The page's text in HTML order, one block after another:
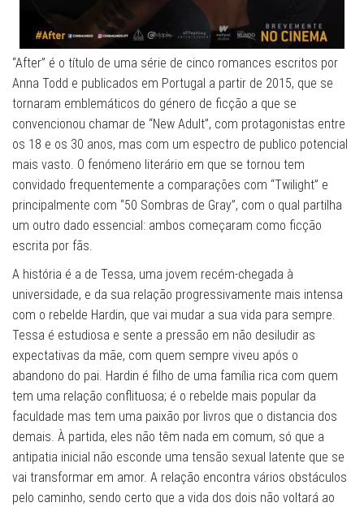
“After” é o título de uma série de cinco romances escritos por
Anna Todd e publicados em Portugal a partir de 2015, que se
tornaram emblemáticos do género de ficção a que se
convencionou chamar de “New Adult”, com protagonistas entre
os 18 e os 30 anos, mas com um espectro de publico potencial
mais vasto. O fenómeno literário em que se tornou tem
convidado frequentemente a comparações com “Twilight” e
principalmente com “50 Sombras de Gray”, com o qual partilha
um outro dado essencial: ambos começaram como ficção
escrita por fãs.
A história é a de Tessa, uma jovem recém-chegada à
universidade, e da sua relação progressivamente mais intensa
com o rebelde Hardin, que vai mudar a sua vida para sempre.
Tessa é estudiosa e sente a pressão em não desiludir as
expectativas da mãe, com quem sempre viveu após o
abandono do pai. Hardin é filho de uma família rica com quem
tem uma relação conflituosa; é o rebelde mais popular da
faculdade mas tem uma paixão por livros que o distancia dos
demais. À partida, eles não têm nada em comum, só que a
antipatia inicial não esconde uma tensão sexual latente que se
vai transformar em amor. A relação encontra vários obstáculos
pelo caminho, sendo certo que a vida dos dois não voltará ao